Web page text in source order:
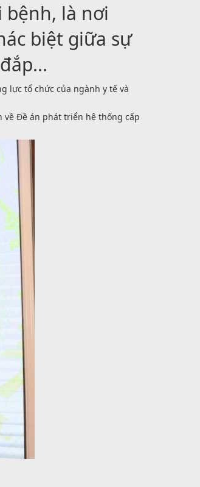
bệnh, là nơi
biệt giữa sự
lực tổ chức của ngành y tế và
về Đề án phát triển hệ thống cấp